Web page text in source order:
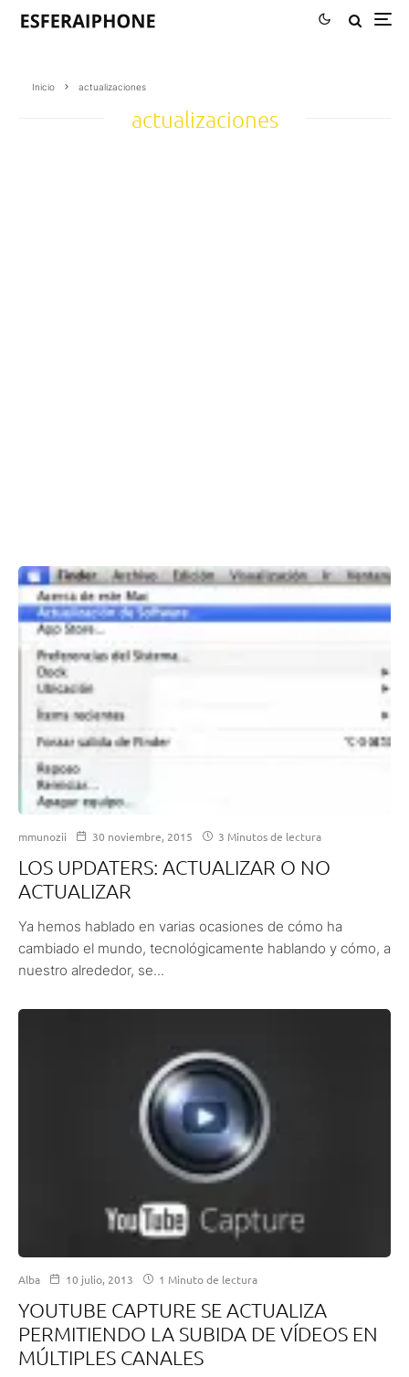
Inicio actualizaciones
actualizaciones
mmunozii 30 noviembre, 2015 3 Minutos de lectura
LOS UPDATERS: ACTUALIZAR O NO
ACTUALIZAR
Ya hemos hablado en varias ocasiones de cómo ha
cambiado el mundo, tecnológicamente hablando y cómo, a
nuestro alrededor, se...
Alba 10 julio, 2013 1 Minuto de lectura
YOUTUBE CAPTURE SE ACTUALIZA
PERMITIENDO LA SUBIDA DE VÍDEOS EN
MÚLTIPLES CANALES